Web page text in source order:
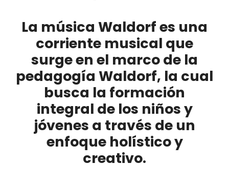
La música Waldorf es una
corriente musical que
surge en el marco de la
pedagogía Waldorf, la cual
busca la formación
integral de los niños y
jóvenes a través de un
enfoque holístico y
creativo.